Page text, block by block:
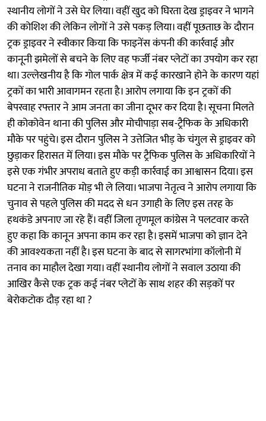
स्थानीय लोगों ने उसे घेर लिया। वहीं खुद को घिरता देख ड्राइवर ने भागने
की कोशिश की लेकिन लोगों ने उसे पकड़ लिया। वहीं पूछताछ के दौरान
ट्रक ड्राइवर ने स्वीकार किया कि फाइनेंस कंपनी की कार्रवाई और
कानूनी झमेलों से बचने के लिए वह फर्जी नंबर प्लेटों का उपयोग कर रहा
था। उल्लेखनीय है कि गोल पार्क क्षेत्र में कई कारखाने होने के कारण यहां
ट्रकों का भारी आवागमन रहता है। आरोप लगाया कि इन ट्रकों की
बेपरवाह रफ्तार ने आम जनता का जीना दूभर कर दिया है। सूचना मिलते
ही कोकोवेन थाना की पुलिस और मोचीपाड़ा सब-ट्रैफिक के अधिकारी
मौके पर पहुंचे। इस दौरान पुलिस ने उत्तेजित भीड़ के चंगुल से ड्राइवर को
छुड़ाकर हिरासत में लिया। इस मौके पर ट्रैफिक पुलिस के अधिकारियों ने
इसे एक गंभीर अपराध बताते हुए कड़ी कार्रवाई का आश्वासन दिया। इस
घटना ने राजनीतिक मोड़ भी ले लिया। भाजपा नेतृत्व ने आरोप लगाया कि
चुनाव से पहले पुलिस की मदद से धन उगाही के लिए इस तरह के
हथकंडे अपनाए जा रहे हैं। वहीं जिला तृणमूल कांग्रेस ने पलटवार करते
हुए कहा कि कानून अपना काम कर रहा है। इसमें भाजपा को ज्ञान देने
की आवश्यकता नहीं है। इस घटना के बाद से सागरभांगा कॉलोनी में
तनाव का माहौल देखा गया। वहीं स्थानीय लोगों ने सवाल उठाया की
आखिर कैसे एक ट्रक कई नंबर प्लेटों के साथ शहर की सड़कों पर
बेरोकटोक दौड़ रहा था ?